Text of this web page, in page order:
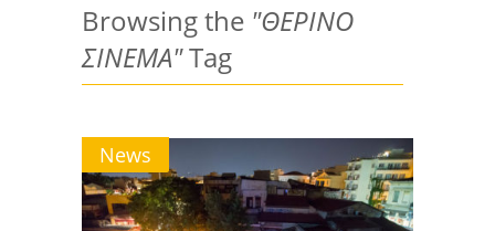
Browsing the "ΘΕΡΙΝΟ
ΣΙΝΕΜΑ"Tag
News